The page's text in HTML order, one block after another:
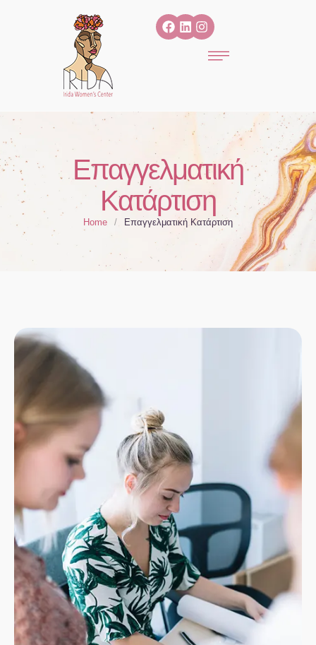
Επαγγελματική
Κατάρτιση
Home / Επαγγελματική Κατάρτιση